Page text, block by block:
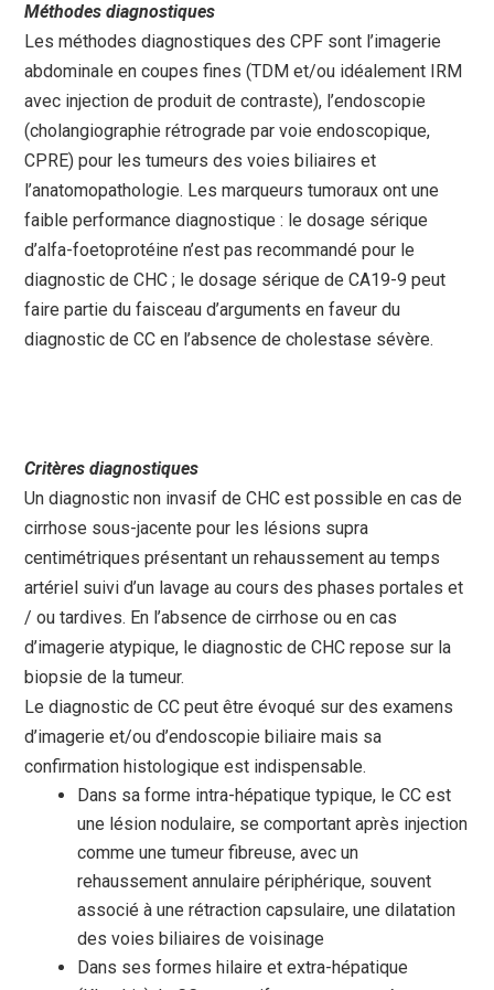
Méthodes diagnostiques
Les méthodes diagnostiques des CPF sont l’imagerie
abdominale en coupes fines (TDM et/ou idéalement IRM
avec injection de produit de contraste), l’endoscopie
(cholangiographie rétrograde par voie endoscopique,
CPRE) pour les tumeurs des voies biliaires et
l’anatomopathologie. Les marqueurs tumoraux ont une
faible performance diagnostique : le dosage sérique
d’alfa-foetoprotéine n’est pas recommandé pour le
diagnostic de CHC ; le dosage sérique de CA19-9 peut
faire partie du faisceau d’arguments en faveur du
diagnostic de CC en l’absence de cholestase sévère.
Critères diagnostiques
Un diagnostic non invasif de CHC est possible en cas de
cirrhose sous-jacente pour les lésions supra
centimétriques présentant un rehaussement au temps
artériel suivi d’un lavage au cours des phases portales et
/ ou tardives. En l’absence de cirrhose ou en cas
d’imagerie atypique, le diagnostic de CHC repose sur la
biopsie de la tumeur.
Le diagnostic de CC peut être évoqué sur des examens
d’imagerie et/ou d’endoscopie biliaire mais sa
confirmation histologique est indispensable.
Dans sa forme intra-hépatique typique, le CC est
une lésion nodulaire, se comportant après injection
comme une tumeur fibreuse, avec un
rehaussement annulaire périphérique, souvent
associé à une rétraction capsulaire, une dilatation
des voies biliaires de voisinage
Dans ses formes hilaire et extra-hépatique